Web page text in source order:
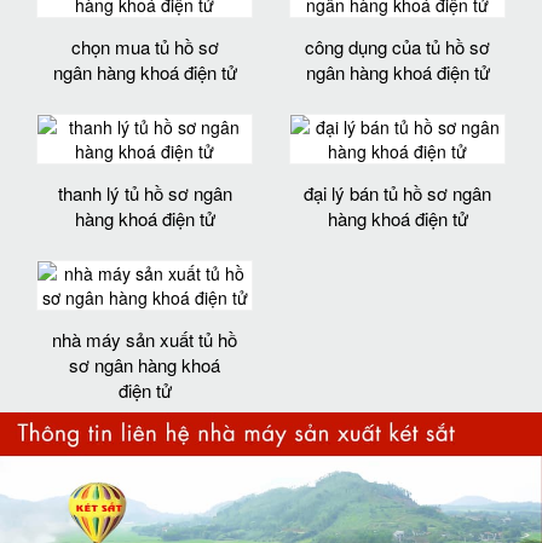
chọn mua tủ hồ sơ
ngân hàng khoá điện tử
công dụng của tủ hồ sơ
ngân hàng khoá điện tử
thanh lý tủ hồ sơ ngân
hàng khoá điện tử
đại lý bán tủ hồ sơ ngân
hàng khoá điện tử
nhà máy sản xuất tủ hồ
sơ ngân hàng khoá
điện tử